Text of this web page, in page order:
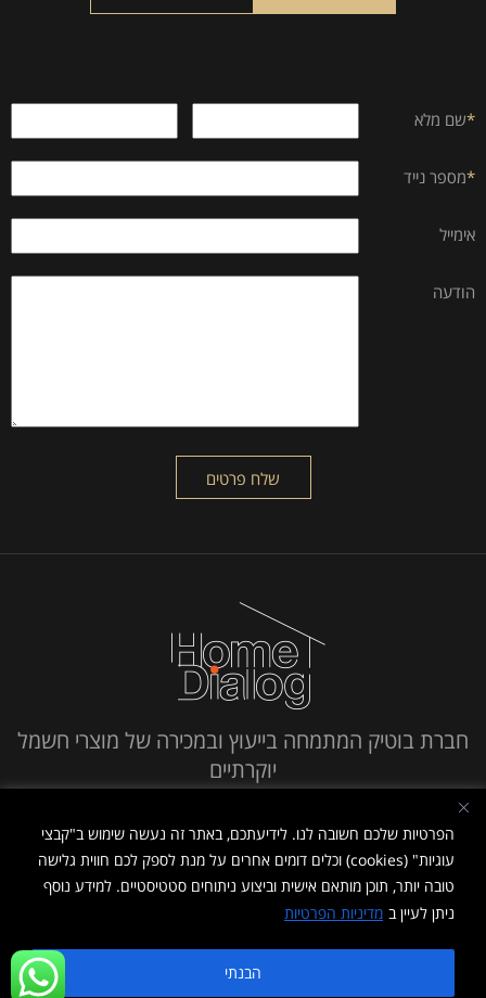
הפרטיות שלכם חשובה לנו. לידיעתכם, באתר זה נעשה שימוש ב"קבצי
עוגיות" (cookies) וכלים דומים אחרים על מנת לספק לכם חווית גלישה
טובה יותר, תוכן מותאם אישית וביצוע ניתוחים סטטיסטיים. למידע נוסף
ניתן לעיין ב מדיניות הפרטיות
הבנתי
*שם מלא
*מספר נייד
אימייל
הודעה
חברת בוטיק המתמחה בייעוץ ובמכירה של מוצרי חשמל
יוקרתיים
חייג אלינו
מדיניות פרטיות | תנאי שימוש